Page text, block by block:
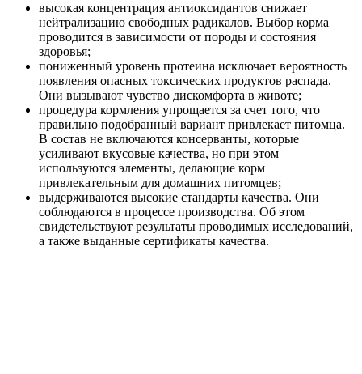
высокая концентрация антиоксидантов снижает
нейтрализацию свободных радикалов. Выбор корма
проводится в зависимости от породы и состояния
здоровья;
пониженный уровень протеина исключает вероятность
появления опасных токсических продуктов распада.
Они вызывают чувство дискомфорта в животе;
процедура кормления упрощается за счет того, что
правильно подобранный вариант привлекает питомца.
В состав не включаются консерванты, которые
усиливают вкусовые качества, но при этом
используются элементы, делающие корм
привлекательным для домашних питомцев;
выдерживаются высокие стандарты качества. Они
соблюдаются в процессе производства. Об этом
свидетельствуют результаты проводимых исследований,
а также выданные сертификаты качества.